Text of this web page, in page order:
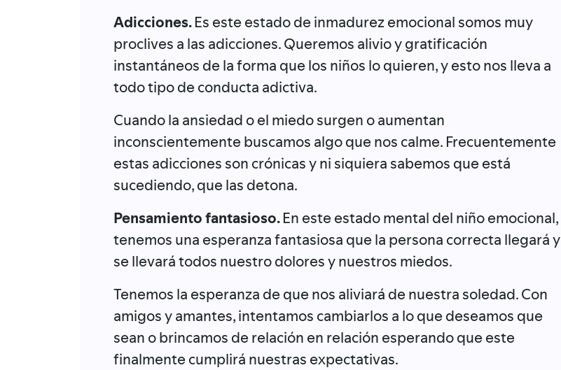
Adicciones.Es este estado de inmadurez emocional somos muy
proclives a las adicciones. Queremos alivio y gratificación
instantáneos de la forma que los niños lo quieren, y esto nos lleva a
todo tipo de conducta adictiva.
Cuando la ansiedad o el miedo surgen o aumentan
inconscientemente buscamos algo que nos calme. Frecuentemente
estas adicciones son crónicas y ni siquiera sabemos que está
sucediendo, que las detona.
Pensamiento fantasioso.En este estado mental del niño emocional,
tenemos una esperanza fantasiosa que la persona correcta llegará y
se llevará todos nuestro dolores y nuestros miedos.
Tenemos la esperanza de que nos aliviará de nuestra soledad. Con
amigos y amantes, intentamos cambiarlos a lo que deseamos que
sean o brincamos de relación en relación esperando que este
finalmente cumplirá nuestras expectativas.